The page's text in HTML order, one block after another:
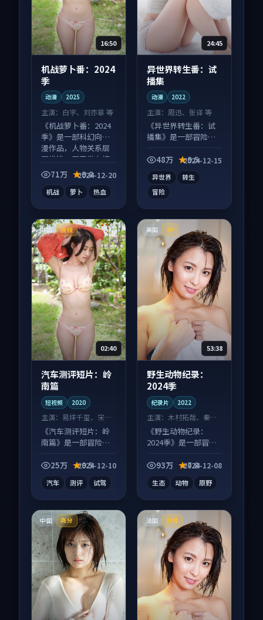
16:50
机战萝卜番：2024
季
动漫 2025
主演： 白宇、刘亦菲 等
《机战萝卜番：2024
季》是一部科幻向动
漫作品，人物关系层
层推进，尾声常有情
绪落点。
71万 9.8
2024-12-20
机战 萝卜 热血
24:45
异世界转生番：试
播集
动漫 2022
主演： 周迅、张译 等
《异世界转生番：试
播集》是一部冒险向
长为内核，情感戏份
48万 9.5
2024-12-15
异世界
转生
冒险
中国 院线
02:40
汽车测评短片：岭
南篇
短视频 2020
主演： 易烊千玺、宋慧
乔 等
《汽车测评短片：岭
南篇》是一部冒险向
素齐全，观感爽快不
25万 9.5
2024-12-10
汽车 测评 试驾
美国 4K
53:38
野生动物纪录：
2024季
纪录片 2022
主演：木村拓哉、秦昊
等
《野生动物纪录：
2024季》是一部冒险
叙事并行，细节值得
93万 7.8
2024-12-08
生态 动物 原野
中国 高分 法国 独播